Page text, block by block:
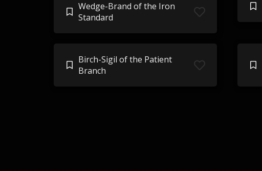
Wedge-Brand of the Iron
Standard
Birch-Sigil of the Patient
Branch